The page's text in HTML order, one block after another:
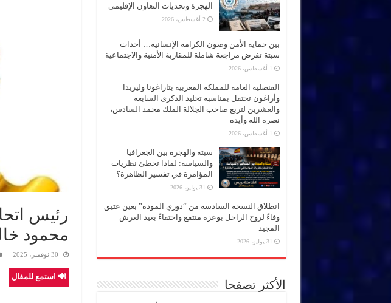
رئيس
محمود
30 نوفمبر، 2025
🔊 استمع للمقال
الهجرة وتحديات التعاون الإقليمي
2 أغسطس، 2026
بين حماية الأمن وصون الكرامة الإنسانية… أحداث
سبتة تفرض مراجعة شاملة للمقاربة الأمنية والاجتماعية
1 أغسطس، 2026
القنصلية العامة للمملكة المغربية بتاراغونا وليريدا
وأراغون تحتفل بمناسبة تخليد الذكرى السابعة
والعشرين لتربع صاحب الجلالة الملك محمد السادس،
نصره الله وأيده
1 أغسطس، 2026
سبتة والهجرة بين الجغرافيا
والسياسة: لماذا تخطئ نظريات
المؤامرة في تفسير الظاهرة؟
31 يوليو، 2026
انطلاق النسخة السادسة من “دوري المودة” بعين عتيق
وفاءً لروح الراحل بوعزة منتفع واحتفاءً بعيد العرش
المجيد
31 يوليو، 2026
الأكثر تصفحا